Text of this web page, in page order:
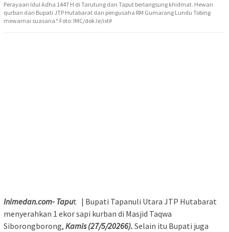
Perayaan Idul Adha 1447 H di Tarutung dan Taput berlangsung khidmat. Hewan
qurban dari Bupati JTP Hutabarat dan pengusaha RM Gumarang Lundu Tobing
mewarnai suasana.* Foto: IMC/dok.le/ist#
Inimedan.com- Taput | Bupati Tapanuli Utara JTP Hutabarat
menyerahkan 1 ekor sapi kurban di Masjid Taqwa
Siborongborong, Kamis (27/5/20266). Selain itu Bupati juga